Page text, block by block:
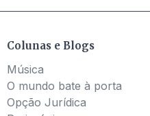
Colunas e Blogs
Música
O mundo bate à porta
Opção Jurídica